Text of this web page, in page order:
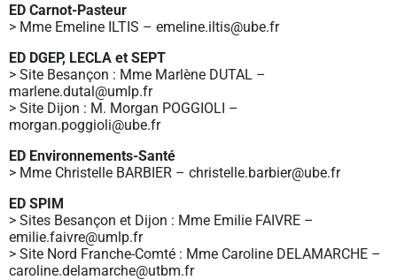
ED Carnot-Pasteur
> Mme Emeline ILTIS – emeline.iltis@ube.fr
ED DGEP, LECLA et SEPT
> Site Besançon : Mme Marlène DUTAL –
marlene.dutal@umlp.fr
> Site Dijon : M. Morgan POGGIOLI –
morgan.poggioli@ube.fr
ED Environnements-Santé
> Mme Christelle BARBIER – christelle.barbier@ube.fr
ED SPIM
> Sites Besançon et Dijon : Mme Emilie FAIVRE –
emilie.faivre@umlp.fr
> Site Nord Franche-Comté : Mme Caroline DELAMARCHE –
caroline.delamarche@utbm.fr